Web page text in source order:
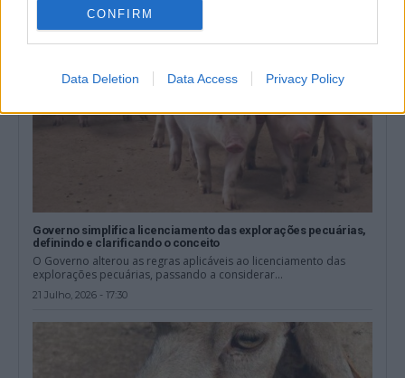
CONFIRM
Data Deletion Data Access Privacy Policy
Governo simplifica licenciamento das explorações pecuárias,
definindo e clarificando o conceito
O Governo alterou as regras aplicáveis ao licenciamento das
explorações pecuárias, passando a considerar...
21 Julho, 2026 - 17:30